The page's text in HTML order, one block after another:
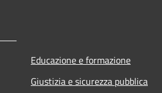
Educazione e formazione
Giustizia e sicurezza pubblica